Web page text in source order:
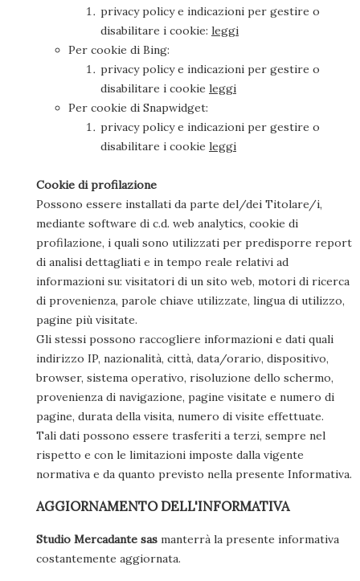
privacy policy e indicazioni per gestire o
disabilitare i cookie: leggi
Per cookie di Bing:
privacy policy e indicazioni per gestire o
disabilitare i cookie leggi
Per cookie di Snapwidget:
privacy policy e indicazioni per gestire o
disabilitare i cookie leggi
Cookie di profilazione
Possono essere installati da parte del/dei Titolare/i,
mediante software di c.d. web analytics, cookie di
profilazione, i quali sono utilizzati per predisporre report
di analisi dettagliati e in tempo reale relativi ad
informazioni su: visitatori di un sito web, motori di ricerca
di provenienza, parole chiave utilizzate, lingua di utilizzo,
pagine più visitate.
Gli stessi possono raccogliere informazioni e dati quali
indirizzo IP, nazionalità, città, data/orario, dispositivo,
browser, sistema operativo, risoluzione dello schermo,
provenienza di navigazione, pagine visitate e numero di
pagine, durata della visita, numero di visite effettuate.
Tali dati possono essere trasferiti a terzi, sempre nel
rispetto e con le limitazioni imposte dalla vigente
normativa e da quanto previsto nella presente Informativa.
AGGIORNAMENTO DELL'INFORMATIVA
Studio Mercadante sas manterrà la presente informativa
costantemente aggiornata.